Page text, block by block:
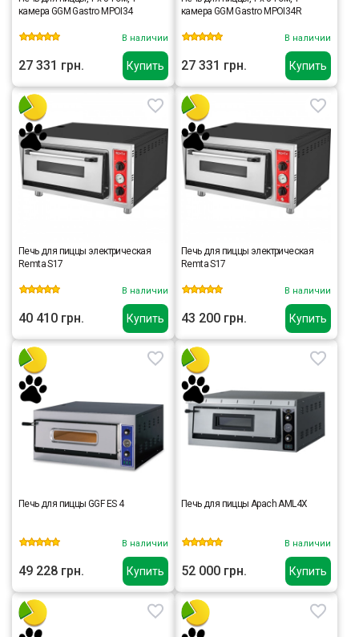
Купить
камера GGM Gastro MPOI34
В наличии
27 331 грн. Купить
камера GGM Gastro MPOI34R
В наличии
27 331 грн.
Купить
Печь для пиццы электрическая
Remta S17
В наличии
40 410 грн. Купить
Печь для пиццы электрическая
Remta S17
В наличии
43 200 грн.
Купить
Печь для пиццы GGF ES 4
В наличии
49 228 грн. Купить
Печь для пиццы Apach АML4X
В наличии
52 000 грн.